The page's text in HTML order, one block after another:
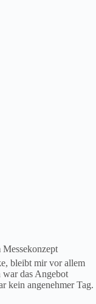
bleibt mir vor allem
war das Angebot
kein angenehmer Tag.